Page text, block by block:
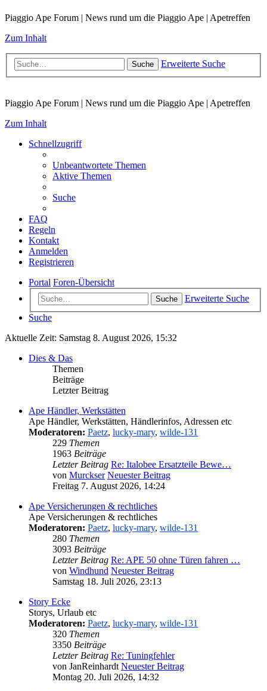
Piaggio Ape Forum | News rund um die Piaggio Ape | Apetreffen
Zum Inhalt
Suche Erweiterte Suche
Piaggio Ape Forum | News rund um die Piaggio Ape | Apetreffen
Zum Inhalt
Schnellzugriff
Unbeantwortete Themen
Aktive Themen
Suche
FAQ
Regeln
Kontakt
Anmelden
Registrieren
Portal Foren-Übersicht
Suche
Erweiterte Suche
Suche
Aktuelle Zeit: Samstag 8. August 2026, 15:32
Dies & Das
Themen
Beiträge
Letzter Beitrag
Ape Händler, Werkstätten
Ape Händler, Werkstätten, Händlerinfos, Adressen etc
Moderatoren: Paetz, lucky-mary, wilde-131
229 Themen
1963 Beiträge
Letzter Beitrag Re: Italobee Ersatzteile Bewe…
von Murckser Neuester Beitrag
Freitag 7. August 2026, 14:24
Ape Versicherungen & rechtliches
Ape Versicherungen & rechtliches
Moderatoren: Paetz, lucky-mary, wilde-131
280 Themen
3093 Beiträge
Letzter Beitrag Re: APE 50 ohne Türen fahren …
von Windhund Neuester Beitrag
Samstag 18. Juli 2026, 23:13
Story Ecke
Storys, Urlaub etc
Moderatoren: Paetz, lucky-mary, wilde-131
320 Themen
3350 Beiträge
Letzter Beitrag Re: Tuningfehler
von JanReinhardt Neuester Beitrag
Montag 20. Juli 2026, 14:32